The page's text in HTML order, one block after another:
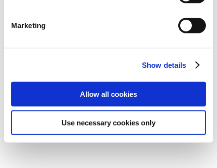
Marketing
Show details
Allow all cookies
Use necessary cookies only